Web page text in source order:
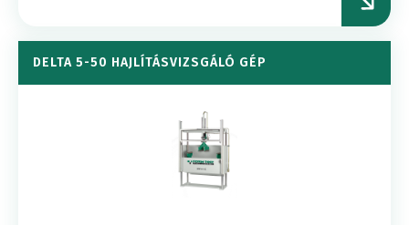
DELTA 5-50 HAJLÍTÁSVIZSGÁLÓ GÉP